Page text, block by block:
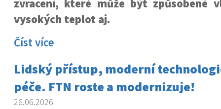
zvracení, které může být způsobené
vysokých teplot aj.
Číst více
Lidský přístup, moderní
péče. FTN roste a modernizuje!
26.06.2026